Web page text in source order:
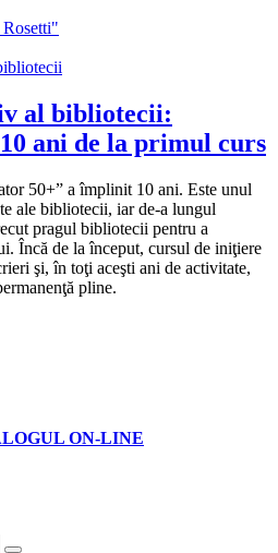
al bibliotecii:
ani de la primul curs
50+” a împlinit 10 ani. Este unul
ale bibliotecii, iar de-a lungul
pragul bibliotecii pentru a
Încă de la început, cursul de iniţiere
şi, în toţi aceşti ani de activitate,
pline.
ON-LINE